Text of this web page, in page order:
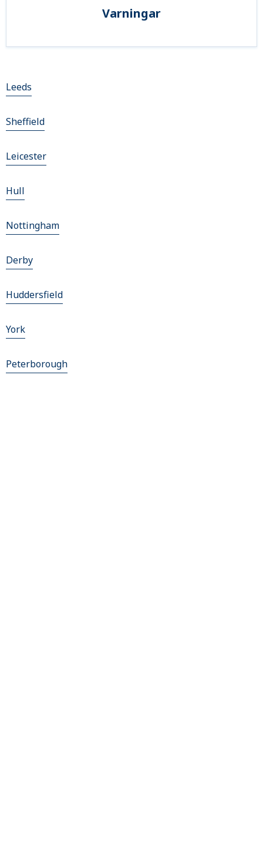
Varningar
Leeds
Sheffield
Leicester
Hull
Nottingham
Derby
Huddersfield
York
Peterborough